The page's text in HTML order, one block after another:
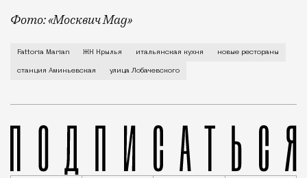
Фото: «Москвич Mag»
Настоящая итальянская ферма и кафе при ней
Fattoria Marian ЖК Крылья итальянская кухня новые рестораны
станция Аминьевская улица Лобачевского